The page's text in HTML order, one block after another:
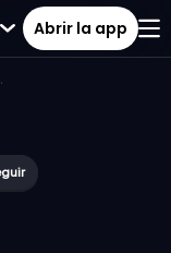
Abrir la app
·